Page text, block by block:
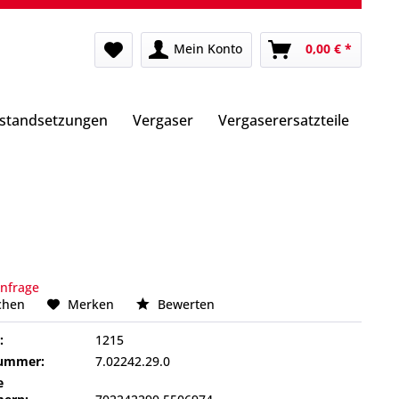
Mein Konto 0,00 € *
Vergaser Vergaserersatzteile
Merken Bewerten
1215
7.02242.29.0